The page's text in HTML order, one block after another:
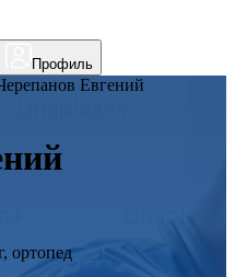
Профиль
Евгений
ортопед